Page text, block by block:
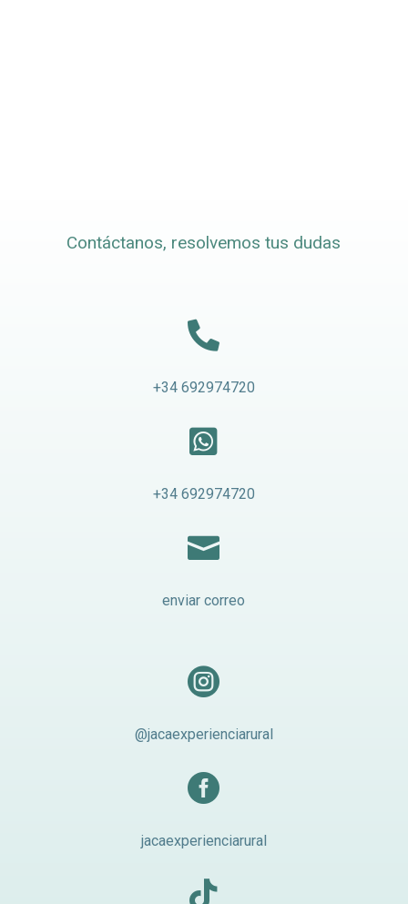
Contáctanos, resolvemos tus dudas

+34 692974720

+34 692974720

enviar correo

@jacaexperienciarural

jacaexperienciarural
